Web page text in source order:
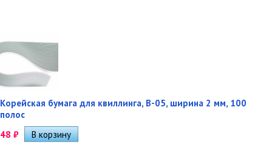
Корейская бумага для квиллинга, B-05, ширина 2 мм, 100
полос
48 ₽